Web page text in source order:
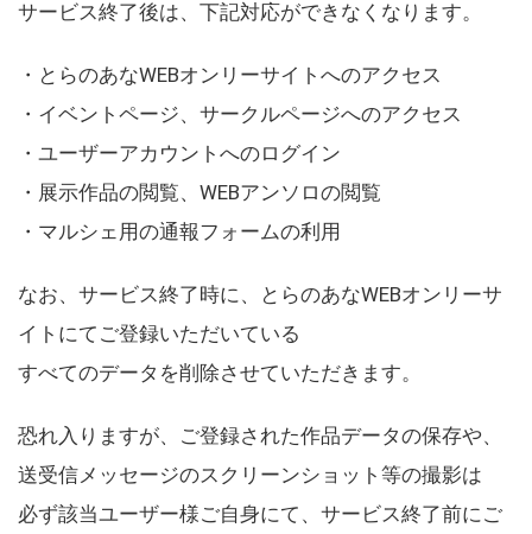
サービス終了後は、下記対応ができなくなります。
・とらのあなWEBオンリーサイトへのアクセス
・イベントページ、サークルページへのアクセス
・ユーザーアカウントへのログイン
・展示作品の閲覧、WEBアンソロの閲覧
・マルシェ用の通報フォームの利用
なお、サービス終了時に、とらのあなWEBオンリーサ
イトにてご登録いただいている
すべてのデータを削除させていただきます。
恐れ入りますが、ご登録された作品データの保存や、
送受信メッセージのスクリーンショット等の撮影は
必ず該当ユーザー様ご自身にて、サービス終了前にご